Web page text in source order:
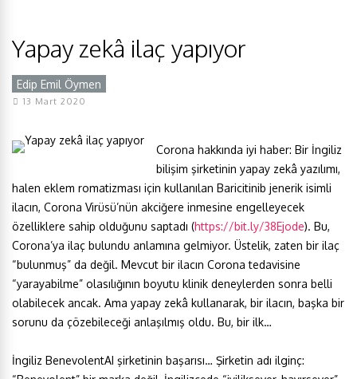
Yapay zekâ ilaç yapıyor
Edip Emil Öymen
13 Mart 2020
Corona hakkında iyi haber: Bir İngiliz
bilişim şirketinin yapay zekâ yazılımı,
halen eklem romatizması için kullanılan Baricitinib jenerik isimli
ilacın, Corona Virüsü’nün akciğere inmesine engelleyecek
özelliklere sahip olduğunu saptadı (https://bit.ly/38Ejode). Bu,
Corona’ya ilaç bulundu anlamına gelmiyor. Üstelik, zaten bir ilaç
“bulunmuş” da değil. Mevcut bir ilacın Corona tedavisine
“yarayabilme” olasılığının boyutu klinik deneylerden sonra belli
olabilecek ancak. Ama yapay zekâ kullanarak, bir ilacın, başka bir
sorunu da çözebileceği anlaşılmış oldu. Bu, bir ilk…
İngiliz BenevolentAI şirketinin başarısı… Şirketin adı ilginç: